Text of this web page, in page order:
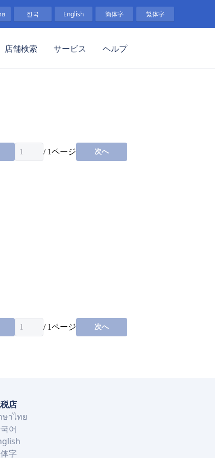
한국 English 簡体字 繁体字
店舗検索 サービス ヘルプ
/ 1ページ 次へ
/ 1ページ 次へ
店
ษาไทย
어
字